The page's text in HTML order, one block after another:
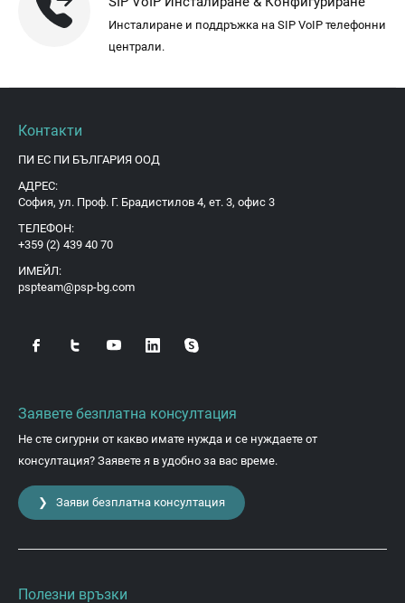
Инсталиране и поддръжка на SIP VoIP телефонни
централи.
Контакти
ПИ ЕС ПИ БЪЛГАРИЯ ООД
АДРЕС:
София, ул. Проф. Г. Брадистилов 4, ет. 3, офис 3
ТЕЛЕФОН:
+359 (2) 439 40 70
ИМЕЙЛ:
pspteam@psp-bg.com
Заявете безплатна консултация
Не сте сигурни от какво имате нужда и се нуждаете от
консултация? Заявете я в удобно за вас време.
❯ Заяви безплатна консултация
Полезни връзки